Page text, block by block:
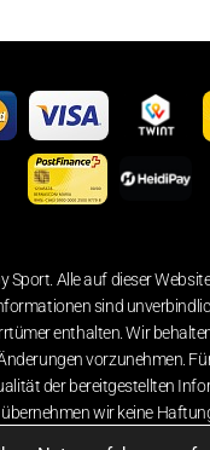
Sport. Alle auf dieser
sind
enthalten. Wir
vorzunehmen.
der bereitgestellten
übernehmen wir keine